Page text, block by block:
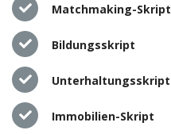
Matchmaking-Skript
Bildungsskript
Unterhaltungsskript
Immobilien-Skript